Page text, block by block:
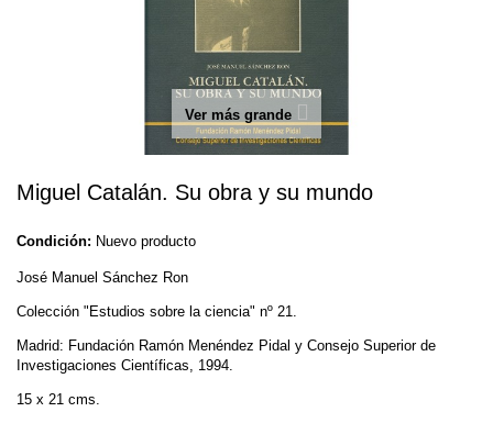
Ver más grande
Miguel Catalán. Su obra y su mundo
Condición: Nuevo producto
José Manuel Sánchez Ron
Colección "Estudios sobre la ciencia" nº 21.
Madrid: Fundación Ramón Menéndez Pidal y Consejo Superior de
Investigaciones Científicas, 1994.
15 x 21 cms.